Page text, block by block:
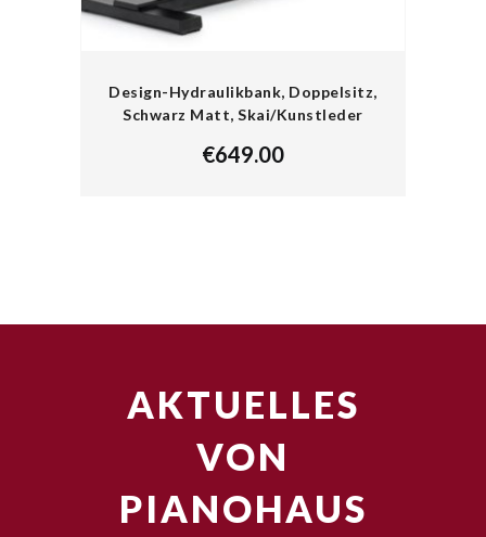
Design-Hydraulikbank, Doppelsitz,
Schwarz Matt, Skai/Kunstleder
€649.00
AKTUELLES
VON
PIANOHAUS